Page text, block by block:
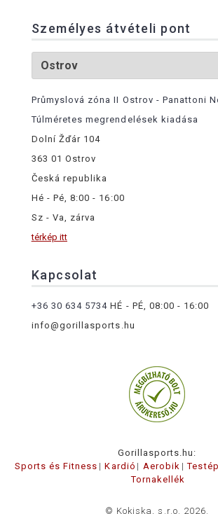
Személyes átvételi pont
Průmyslová zóna II Ostrov - Panattoni
Túlméretes megrendelések kiadása
Dolní Žďár 104
363 01 Ostrov
Česká republika
Hé - Pé, 8:00 - 16:00
Sz - Va, zárva
térkép itt
Kapcsolat
+36 30 634 5734 HÉ - PÉ, 08:00 - 16:00
info@gorillasports.hu
Gorillasports.hu:
Sports és Fitness
Kardió Aerobik
Tornakellék
© Kokiska, s.r.o. 2026.